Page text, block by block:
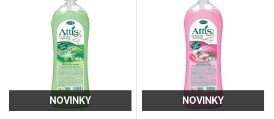
NOVINKY NOVINKY